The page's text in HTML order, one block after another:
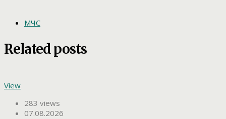
МЧС
Related posts
View
283 views
07.08.2026